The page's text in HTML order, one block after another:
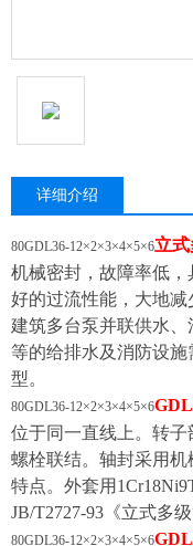
详细介绍
80GDL36-12×2×3×4×5×6立
机械密封，故障率低
好的过流性能，大地
建筑多台泵并联供水
等的给排水及消防设
型。
80GDL36-12×2×3×4×5×6
位于同一直线上。转
螺栓联结。轴封采用机
特点。外套用
JB/T2727-93《立式多
80GDL36-12×2×3×4×5×6